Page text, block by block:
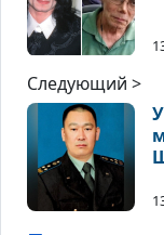
Следующий >